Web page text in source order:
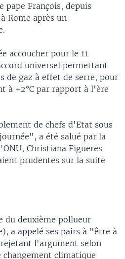
pape François, depuis
Rome après un
accoucher pour le 11
universel permettant
de gaz à effet de serre, pour
à +2°C par rapport à l'ère
de chefs d'Etat sous
a été salué par la
Christiana Figueres
prudentes sur la suite
du deuxième pollueur
a appelé ses pairs à "être à
l'argument selon
climatique